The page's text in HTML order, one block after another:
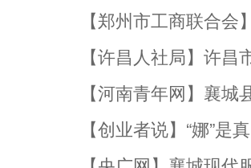
【郑州市工商联合
【许昌人社局】许
【河南青年网】襄
【创业者说】“娜”是